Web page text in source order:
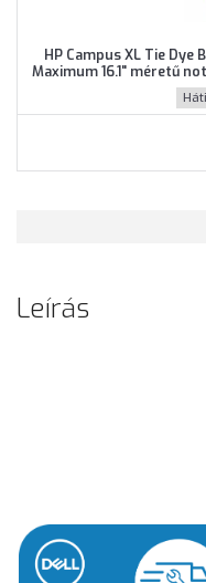
HP Campus XL Tie
Maximum 16.1" méretű
Leírás